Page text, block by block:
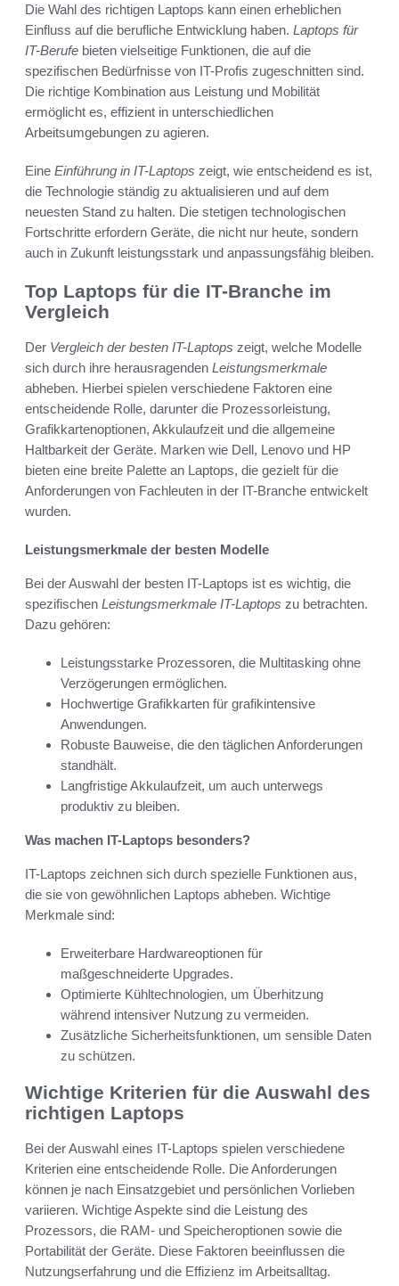
Die Wahl des richtigen Laptops kann einen erheblichen
Einfluss auf die berufliche Entwicklung haben. Laptops für
IT-Berufe bieten vielseitige Funktionen, die auf die
spezifischen Bedürfnisse von IT-Profis zugeschnitten sind.
Die richtige Kombination aus Leistung und Mobilität
ermöglicht es, effizient in unterschiedlichen
Arbeitsumgebungen zu agieren.
Eine Einführung in IT-Laptops zeigt, wie entscheidend es ist,
die Technologie ständig zu aktualisieren und auf dem
neuesten Stand zu halten. Die stetigen technologischen
Fortschritte erfordern Geräte, die nicht nur heute, sondern
auch in Zukunft leistungsstark und anpassungsfähig bleiben.
Top Laptops für die IT-Branche im
Vergleich
Der Vergleich der besten IT-Laptops zeigt, welche Modelle
sich durch ihre herausragenden Leistungsmerkmale
abheben. Hierbei spielen verschiedene Faktoren eine
entscheidende Rolle, darunter die Prozessorleistung,
Grafikkartenoptionen, Akkulaufzeit und die allgemeine
Haltbarkeit der Geräte. Marken wie Dell, Lenovo und HP
bieten eine breite Palette an Laptops, die gezielt für die
Anforderungen von Fachleuten in der IT-Branche entwickelt
wurden.
Leistungsmerkmale der besten Modelle
Bei der Auswahl der besten IT-Laptops ist es wichtig, die
spezifischen Leistungsmerkmale IT-Laptops zu betrachten.
Dazu gehören:
Leistungsstarke Prozessoren, die Multitasking ohne
Verzögerungen ermöglichen.
Hochwertige Grafikkarten für grafikintensive
Anwendungen.
Robuste Bauweise, die den täglichen Anforderungen
standhält.
Langfristige Akkulaufzeit, um auch unterwegs
produktiv zu bleiben.
Was machen IT-Laptops besonders?
IT-Laptops zeichnen sich durch spezielle Funktionen aus,
die sie von gewöhnlichen Laptops abheben. Wichtige
Merkmale sind:
Erweiterbare Hardwareoptionen für
maßgeschneiderte Upgrades.
Optimierte Kühltechnologien, um Überhitzung
während intensiver Nutzung zu vermeiden.
Zusätzliche Sicherheitsfunktionen, um sensible Daten
zu schützen.
Wichtige Kriterien für die Auswahl des
richtigen Laptops
Bei der Auswahl eines IT-Laptops spielen verschiedene
Kriterien eine entscheidende Rolle. Die Anforderungen
können je nach Einsatzgebiet und persönlichen Vorlieben
variieren. Wichtige Aspekte sind die Leistung des
Prozessors, die RAM- und Speicheroptionen sowie die
Portabilität der Geräte. Diese Faktoren beeinflussen die
Nutzungserfahrung und die Effizienz im Arbeitsalltag.